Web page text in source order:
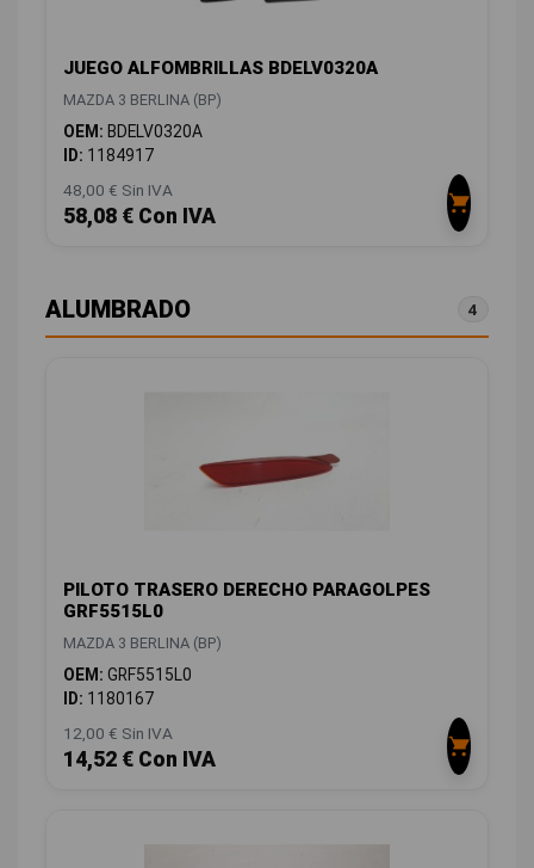
JUEGO ALFOMBRILLAS BDELV0320A
MAZDA 3 BERLINA (BP)
OEM: BDELV0320A
ID: 1184917
48,00 € Sin IVA
58,08 € Con IVA
ALUMBRADO 4
PILOTO TRASERO DERECHO PARAGOLPES
GRF5515L0
MAZDA 3 BERLINA (BP)
OEM: GRF5515L0
ID: 1180167
12,00 € Sin IVA
14,52 € Con IVA